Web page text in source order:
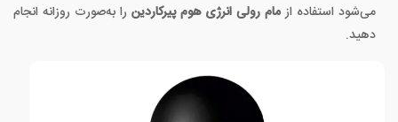
می‌شود استفاده از مام رولی انرژی هوم پیرکاردین را به‌صورت روزانه انجام
دهید.